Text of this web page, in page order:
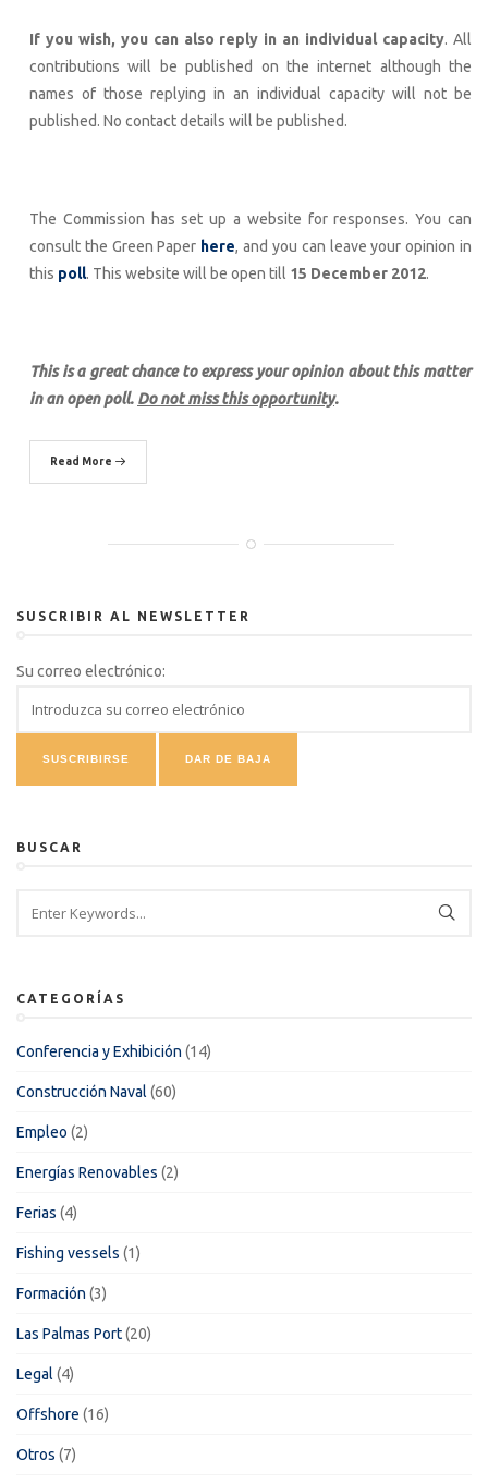
If you wish, you can also reply in an individual capacity. All
contributions will be published on the internet although the
names of those replying in an individual capacity will not be
published. No contact details will be published.
The Commission has set up a website for responses. You can
consult the Green Paper here, and you can leave your opinion in
this poll. This website will be open till 15 December 2012.
This is a great chance to express your opinion about this matter
in an open poll. Do not miss this opportunity.
Read More
SUSCRIBIR AL NEWSLETTER
Su correo electrónico:
BUSCAR
CATEGORÍAS
Conferencia y Exhibición (14)
Construcción Naval (60)
Empleo (2)
Energías Renovables (2)
Ferias (4)
Fishing vessels (1)
Formación (3)
Las Palmas Port(20)
Legal (4)
Offshore (16)
Otros (7)